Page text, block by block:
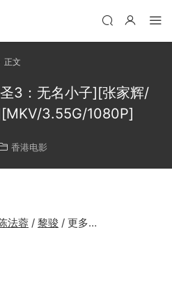
正文
3：无名小子][张家辉/
3.55G/1080P]
香港电影
法蓉 / 黎骏 / 更多…